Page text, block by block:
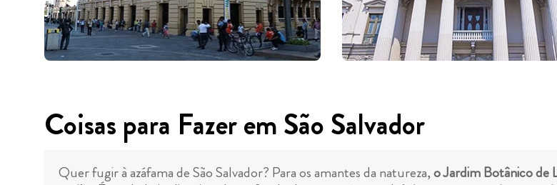
Coisas para Fazer em São Salvador
Quer fugir à azáfama de São Salvador? Para os amantes da natureza,o Jardim Botânico de